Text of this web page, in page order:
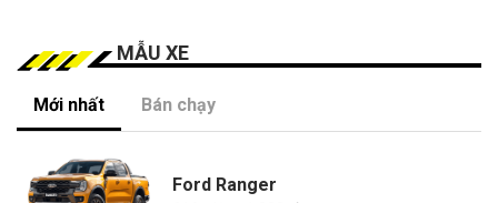
MẪU XE
Mới nhất Bán chạy
Ford Ranger